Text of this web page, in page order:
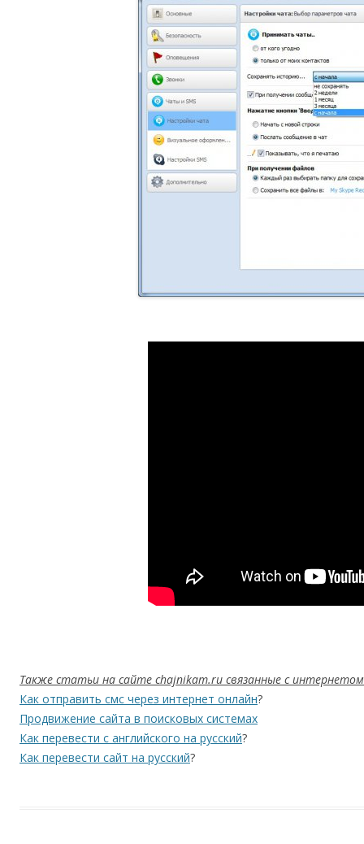
Также статьи на сайте chajnikam.ru связанные с
Как отправить смс через интернет онлайн?
Продвижение сайта в поисковых системах
Как перевести с английского на русский?
Как перевести сайт на русский?